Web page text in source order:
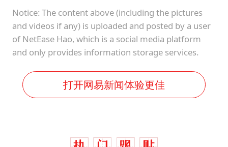
Notice: The content above (including the pictures
and videos if any) is uploaded and posted by a user
of NetEase Hao, which is a social media platform
and only provides information storage services.
打开网易新闻体验更佳